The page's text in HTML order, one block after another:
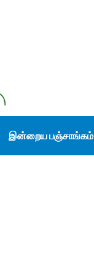
இன்றைய பஞ்சாங்கம்